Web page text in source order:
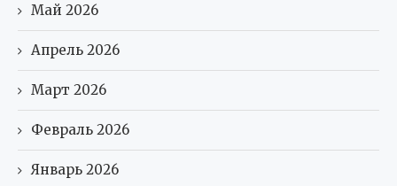
Май 2026
Апрель 2026
Март 2026
Февраль 2026
Январь 2026